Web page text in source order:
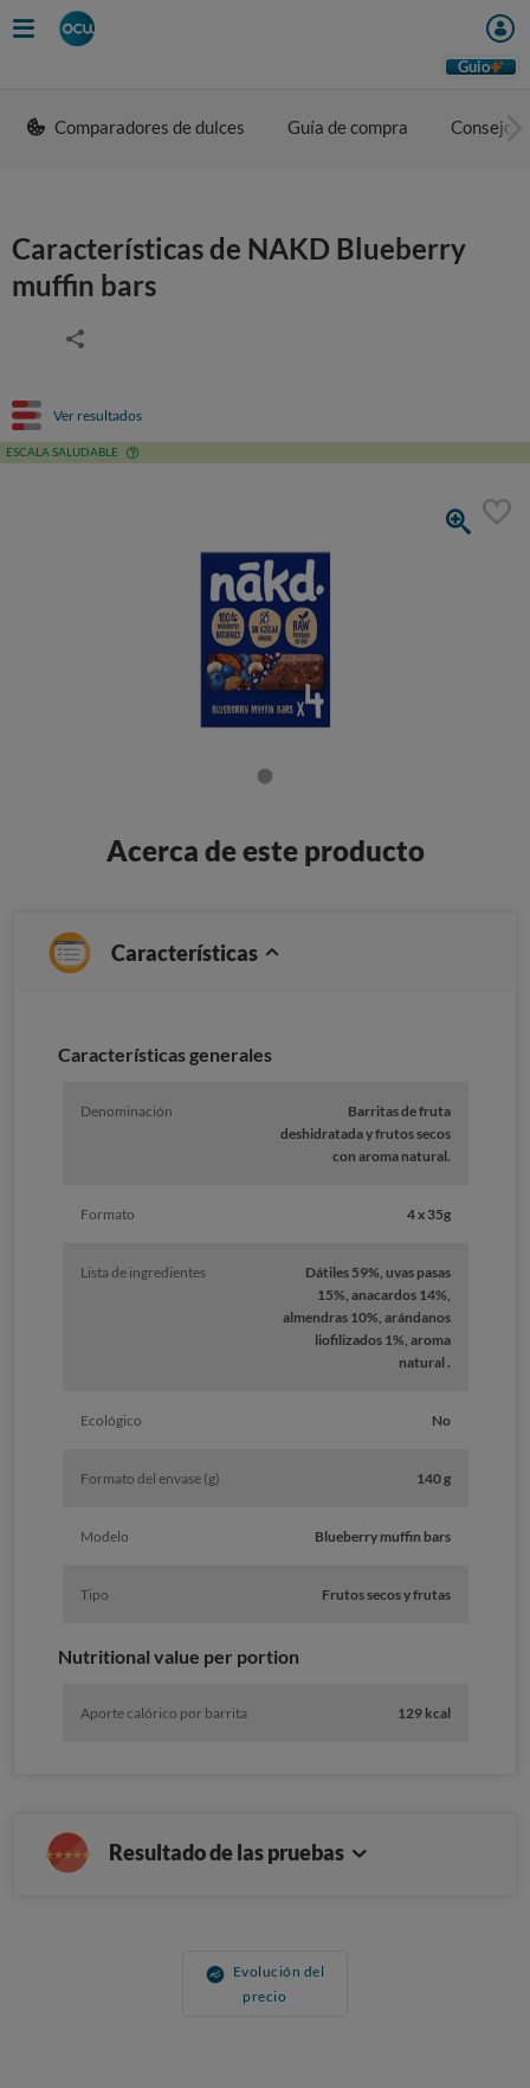
Guio
Comparadores de dulces Guía de compra Consejos
Características de NAKD Blueberry
muffin bars
Ver resultados
ESCALA SALUDABLE
Acerca de este producto
Características
Características generales
Denominación
Barritas de fruta
deshidratada y frutos secos
con aroma natural.
Formato 4 x 35g
Lista de ingredientes
Dátiles 59%, uvas pasas
15%, anacardos 14%,
almendras 10%, arándanos
liofilizados 1%, aroma
natural .
Ecológico No
Formato del envase (g) 140 g
Modelo Blueberry muffin bars
Tipo Frutos secos y frutas
Nutritional value per portion
Aporte calórico por barrita 129 kcal
Resultado de las pruebas
Evolución del
precio